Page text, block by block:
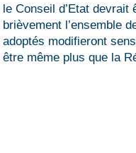
le Conseil d’Etat devrait
brièvement l’ensemble
adoptés modifieront
être même plus que la